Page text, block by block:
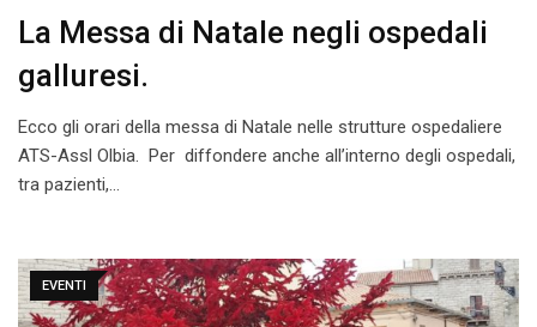
La Messa di Natale negli ospedali
galluresi.
Ecco gli orari della messa di Natale nelle strutture ospedaliere
ATS-Assl Olbia. Per diffondere anche all’interno degli ospedali,
tra pazienti,…
EVENTI